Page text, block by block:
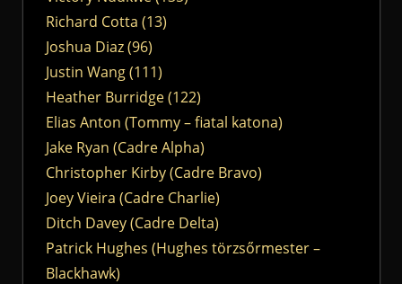
Richard Cotta (13)
Joshua Diaz (96)
Justin Wang (111)
Heather Burridge (122)
Elias Anton (Tommy – fiatal katona)
Jake Ryan (Cadre Alpha)
Christopher Kirby (Cadre Bravo)
Joey Vieira (Cadre Charlie)
Ditch Davey (Cadre Delta)
Patrick Hughes (Hughes törzsőrmester –
Blackhawk)